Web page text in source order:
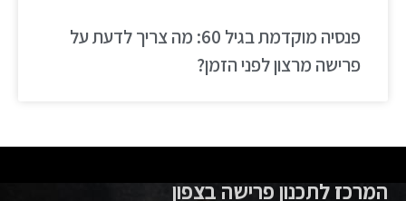
פנסיה מוקדמת בגיל 60: מה צריך לדעת על
פרישה מרצון לפני הזמן?
המרכז לתכנון פרישה בצפון